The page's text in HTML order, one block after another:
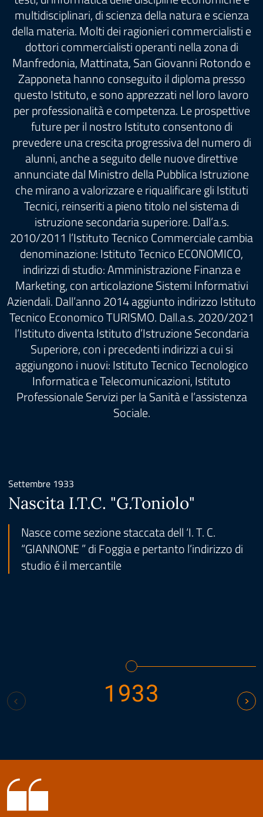
multidisciplinari, di scienza della natura e scienza
della materia. Molti dei ragionieri commercialisti e
dottori commercialisti operanti nella zona di
Manfredonia, Mattinata, San Giovanni Rotondo e
Zapponeta hanno conseguito il diploma presso
questo Istituto, e sono apprezzati nel loro lavoro
per professionalità e competenza. Le prospettive
future per il nostro Istituto consentono di
prevedere una crescita progressiva del numero di
alunni, anche a seguito delle nuove direttive
annunciate dal Ministro della Pubblica Istruzione
che mirano a valorizzare e riqualificare gli Istituti
Tecnici, reinseriti a pieno titolo nel sistema di
istruzione secondaria superiore. Dall’a.s.
2010/2011 l’Istituto Tecnico Commerciale cambia
denominazione: Istituto Tecnico ECONOMICO,
indirizzi di studio: Amministrazione Finanza e
Marketing, con articolazione Sistemi Informativi
Aziendali. Dall’anno 2014 aggiunto indirizzo Istituto
Tecnico Economico TURISMO. Dall.a.s. 2020/2021
l’Istituto diventa Istituto d’Istruzione Secondaria
Superiore, con i precedenti indirizzi a cui si
aggiungono i nuovi: Istituto Tecnico Tecnologico
Informatica e Telecomunicazioni, Istituto
Professionale Servizi per la Sanità e l’assistenza
Sociale.
Settembre 1933
Nascita I.T.C. "G.Toniolo"
Nasce come sezione staccata dell ‘I. T. C.
“GIANNONE ” di Foggia e pertanto l’indirizzo di
studio é il mercantile
1933